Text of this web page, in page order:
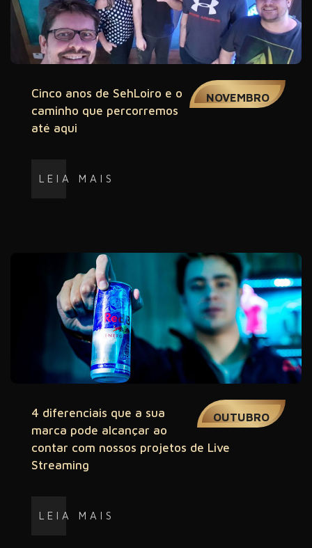
NOVEMBRO
Cinco anos de SehLoiro e o
caminho que percorremos
até aqui
LEIA MAIS
OUTUBRO
4 diferenciais que a sua
marca pode alcançar ao
contar com nossos projetos de Live
Streaming
LEIA MAIS